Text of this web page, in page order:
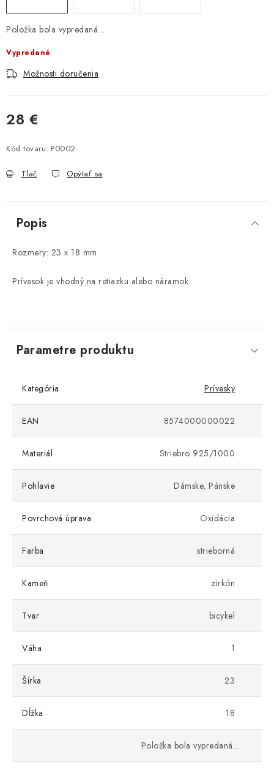
Položka bola vypredaná…
Vypredané
Možnosti doručenia
28 €
Kód tovaru: P0002
Tlač Opýtať sa
Popis
Rozmery: 23 x 18 mm
Prívesok je vhodný na retiazku alebo náramok.
Parametre produktu
Kategória Prívesky
EAN 8574000000022
Materiál Striebro 925/1000
Pohlavie Dámske, Pánske
Povrchová úprava Oxidácia
Farba strieborná
Kameň zirkón
Tvar bicykel
Váha 1
Šírka 23
Dĺžka 18
Položka bola vypredaná…